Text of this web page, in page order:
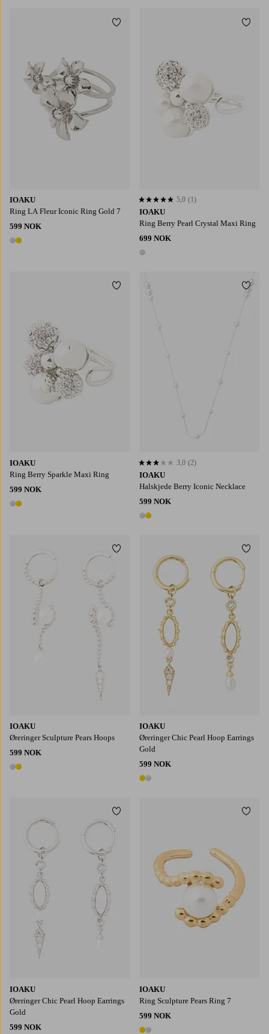
IOAKU
Ring LA Fleur Iconic Ring Gold 7
599 NOK
2 farger
Legg til favoritter
IOAKU
Ring Berry Pearl Crystal Maxi Ring
699 NOK
1 farge
5,0 basert på 1 karaktergivninger
5,0 (1)
IOAKU
Ring Berry Sparkle Maxi Ring
599 NOK
2 farger
Legg til favoritter
IOAKU
Halskjede Berry Iconic Necklace
599 NOK
2 farger
3,0 basert på 2 karaktergivninger
3,0 (2)
IOAKU
Øreringer Sculpture Pears Hoops
599 NOK
2 farger
Legg til favoritter
IOAKU
Øreringer Chic Pearl Hoop Earrings
Gold
599 NOK
2 farger
IOAKU
Øreringer Chic Pearl Hoop Earrings
Gold
599 NOK
Legg til favoritter
IOAKU
Ring Sculpture Pears Ring 7
599 NOK